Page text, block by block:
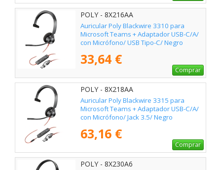
POLY - 8X216AA
Auricular Poly Blackwire 3310 para
Microsoft Teams + Adaptador USB-C/A/
con Micrófono/ USB Tipo-C/ Negro
33,64 €
Comprar
POLY - 8X218AA
Auricular Poly Blackwire 3315 para
Microsoft Teams + Adaptador USB-C/A/
con Micrófono/ Jack 3.5/ Negro
63,16 €
Comprar
POLY - 8X230A6